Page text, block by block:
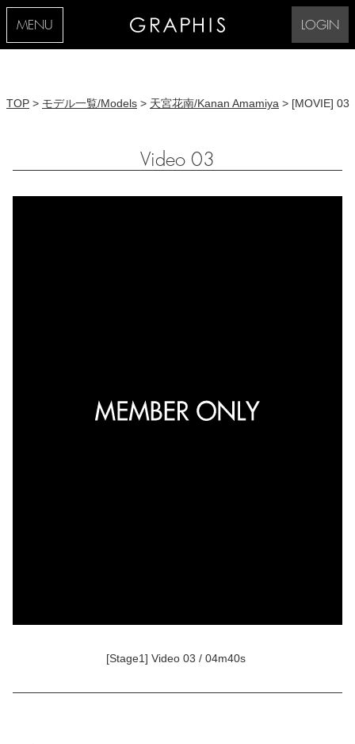
MENU LOGIN
TOP > モデル一覧/Models > 天宮花南/Kanan Amamiya > [MOVIE] 03
Video 03
[Stage1] Video 03 / 04m40s